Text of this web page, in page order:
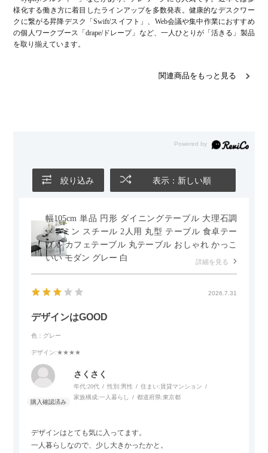
様化する働き方に着目したラインアップを多数発表。健康的なデスクワー
クに繋がる昇降デスク「Swift/スイフト」、Web会議や集中作業におすすめ
の個人ワークブース「drape/ドレープ」など、一人ひとりが「活きる」製品
を取り揃えています。
関連商品をもっと見る
絞り込み 表示：新しい順
幅105cm 単品 円形 ダイニングテーブル 大理石調
メラミン スチール 2人用 丸型 テーブル 食卓テー
ブル カフェテーブル 丸テーブル おしゃれ かっこ
いい モダン グレー 白
詳細を見る
2026.7.31
デザインはGOOD
色：グレー
デザイン:★★★★
さくさく
年代:20代 性別:男性 住まい:賃貸マンション
家族構成:一人暮らし 都道府県:東京都
デザインはとても気に入ってます。
一人暮らしなので、少し大きかったかと。